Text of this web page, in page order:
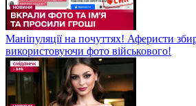
Маніпуляції на почуттях! Аферисти
використовуючи фото військового!